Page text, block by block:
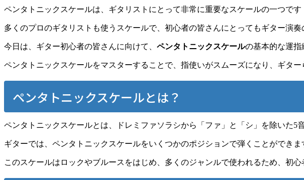
ペンタトニックスケールは、ギタリストにとって非常に重要なスケールの一つです
多くのプロのギタリストも使うスケールで、初心者の皆さんにとってもギター演
今日は、ギター初心者の皆さんに向けて、 ペンタトニックスケールの基本的な運指
ペンタトニックスケールをマスターすることで、指使いがスムーズになり、ギタ
ペンタトニックスケールとは？
ペンタトニックスケールとは、ドレミファソラシから「ファ」と「シ」を除いた5
ギターでは、ペンタトニックスケールをいくつかのポジションで弾くことができ
このスケールはロックやブルースをはじめ、多くのジャンルで使われるため、初